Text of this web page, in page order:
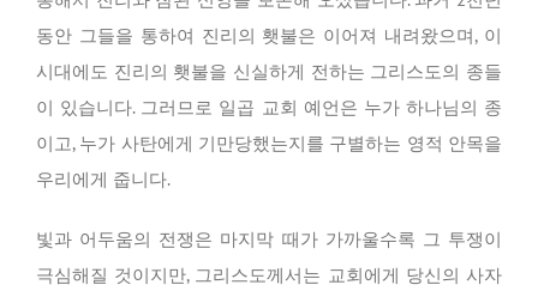
동안 그들을 통하여 진리의 횃불은 이어져 내려왔으며, 이
시대에도 진리의 횃불을 신실하게 전하는 그리스도의 종들
이 있습니다. 그러므로 일곱 교회 예언은 누가 하나님의 종
이고, 누가 사탄에게 기만당했는지를 구별하는 영적 안목을
우리에게 줍니다.
빛과 어두움의 전쟁은 마지막 때가 가까울수록 그 투쟁이
극심해질 것이지만, 그리스도께서는 교회에게 당신의 사자